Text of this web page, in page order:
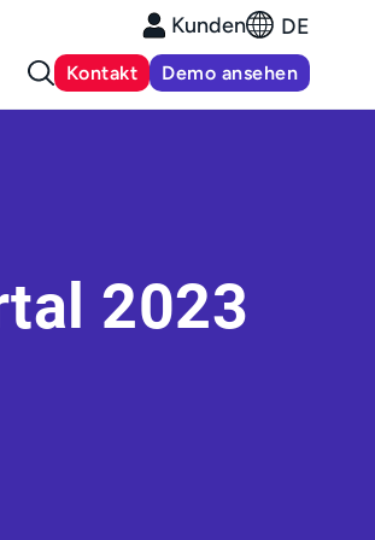
Kunden DE
Kontakt Demo ansehen
2023